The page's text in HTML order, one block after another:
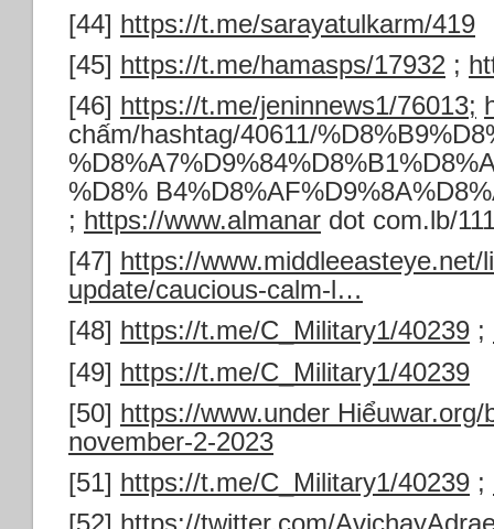
[44] https://t.me/sarayatulkarm/419
[45] https://t.me/hamasps/17932 ;
[46] https://t.me/jeninnews1/76013;
chấm/hashtag/40611/
%D8%
; https://www.almanar dot com.lb/
[47] https://www.middleeasteye.net/
update/caucious-calm-l…
[48] https://t.me/C_Military1/40239 ;
[49] https://t.me/C_Military1/40239
[50] https://www.under
november-2-2023
[51] https://t.me/C_Military1/40239 ;
[52] https://twitter.com/